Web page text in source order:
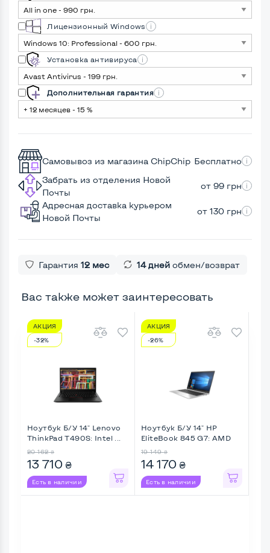
Лицензионный Windows
Установка антивируса
Дополнительная гарантия
Самовывоз из магазина ChipChip Бесплатно
Забрать из отделения Новой
Почты
от 99 грн
Адресная доставка курьером
Новой Почты
от 130 грн
Гарантия 12 мес 14 дней обмен/возврат
Вас также может заинтересовать
АКЦИЯ
-32%
Ноутбук Б/У 14" Lenovo
ThinkPad T490S: Intel ...
20 162 ₴
13 710 ₴
Есть в наличии
АКЦИЯ
-26%
Ноутбук Б/У 14" HP
EliteBook 845 G7: AMD
19 149 ₴
14 170 ₴
Есть в наличии